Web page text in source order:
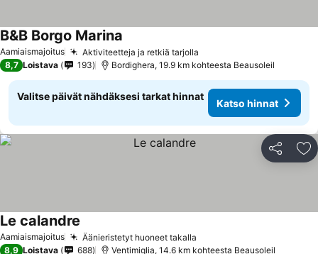
Aamiaismajoitus Aktiviteetteja ja retkiä tarjolla
B&B Borgo Marina
8,7 Loistava 193 Bordighera, 19.9 km kohteesta Beausoleil
Valitse päivät nähdäksesi tarkat hinnat
Katso hinnat
Jaa
Aamiaismajoitus Äänieristetyt huoneet takalla
Le calandre
8,9 Loistava 688 Ventimiglia, 14.6 km kohteesta Beausoleil